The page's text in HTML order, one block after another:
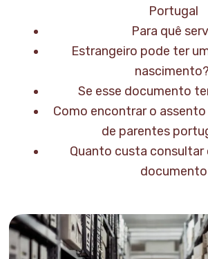
Portugal
Para quê
Estrangeiro pode ter
nascimento?
Se esse documento
Como encontrar o
de parentes
Quanto custa consultar
documento